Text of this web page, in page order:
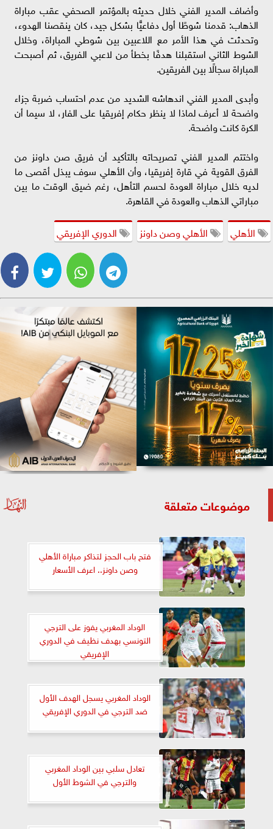
وأضاف المدير الفني خلال حديثه بالمؤتمر الصحفي عقب مباراة
الذهاب: قدمنا شوطًا أول دفاعيًّا بشكل جيد، كان ينقصنا الهدوء،
وتحدثت في هذا الأمر مع اللاعبين بين شوطي المباراة، وخلال
الشوط الثاني استقبلنا هدفًا بخطأ من لاعبي الفريق، ثم أصبحت
المباراة سجالًا بين الفريقين.
وأبدى المدير الفني اندهاشه الشديد من عدم احتساب ضربة جزاء
واضحة لا أعرف لماذا لا ينظر حكام إفريقيا على الفار، لا سيما أن
الكرة كانت واضحة.
واختتم المدير الفني تصريحاته بالتأكيد أن فريق صن داونز من
الفرق القوية في قارة إفريقيا، وأن الأهلي سوف يبذل أقصى ما
لديه خلال مباراة العودة لحسم التأهل، رغم ضيق الوقت ما بين
مباراتي الذهاب والعودة في القاهرة.
الأهلي
الأهلي وصن داونز الدوري الإفريقي
موضوعات متعلقة
فتح باب الحجز لتذاكر مباراة الأهلي
وصن داونز.. اعرف الأسعار
الوداد المغربي يفوز على الترجي
التونسي بهدف نظيف في الدوري
الإفريقي
الوداد المغربي يسجل الهدف الأول
ضد الترجي في الدوري الإفريقي
تعادل سلبي بين الوداد المغربي
والترجي في الشوط الأول